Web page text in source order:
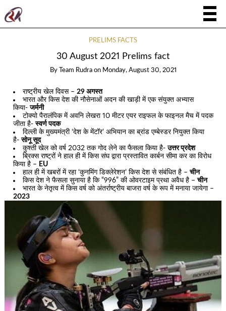
PRELIMS FACTS
30 August 2021 Prelims fact
By Team Rudra on Monday, August 30, 2021
राष्ट्रीय खेल दिवस –29 अगस्त
भारत और किस देश की नौसेनाओं अदन की खाड़ी में एक संयुक्त अभ्यास
किया-जर्मनी
टोक्यो पैरालंपिक में अवनि लेखरा 10 मीटर एयर राइफल के फाइनल मैच में पदक
जीता है-स्वर्ण पदक
दिल्ली के मुख्यमंत्री ‘देश के मेंटॉर’ अभियान का ब्रांड एम्बेस्डर नियुक्त किया
है-सोनू सूद
कुश्ती खेल को वर्ष 2032 तक गोद लेने का फैसला किया है-उत्तर प्रदेश
ब्रिक्स राष्ट्रों ने हाल ही में किस संघ द्वारा प्रस्तावित कार्बन सीमा कर का विरोध
किया है – EU
हाल ही में खबरों में रहा ‘कुनमिंग डिक्लेरेशन’ किस देश से संबंधित है –चीन
किस देश ने फैसला सुनाया है कि “996” की ओवरटाइम प्रथा अवैध है –चीन
भारत के नेतृत्व में किस वर्ष को अंतर्राष्ट्रीय बाजरा वर्ष के रूप में मनाया जायेगा –
2023